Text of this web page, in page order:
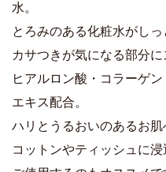
水。
とろみのある化粧水がし
カサつきが気になる部分に
ヒアルロン酸・コラーゲ
エキス配合。
ハリとうるおいのあるお肌
コットンやティッシュに